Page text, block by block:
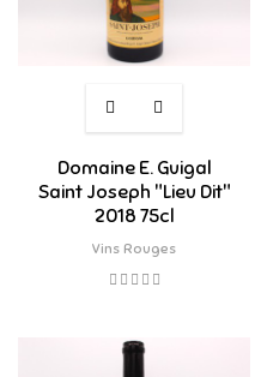
Domaine E. Guigal
Saint Joseph "Lieu Dit"
2018 75cl
Vins Rouges